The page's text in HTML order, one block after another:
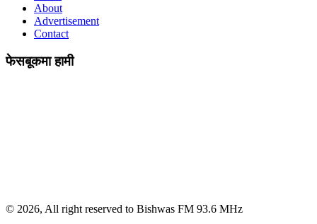
About
Advertisement
Contact
फेसबूकमा हामी
© 2026, All right reserved to Bishwas FM 93.6 MHz